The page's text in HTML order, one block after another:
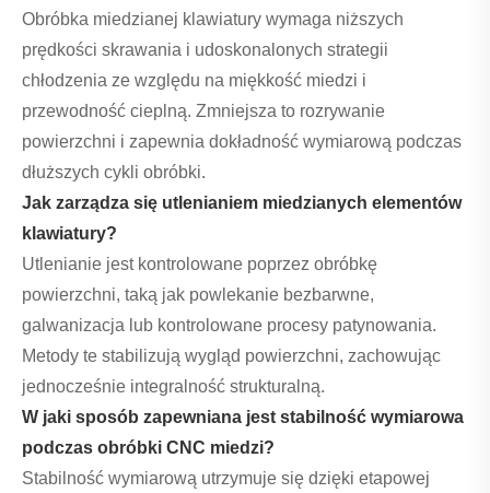
Obróbka miedzianej klawiatury wymaga niższych
prędkości skrawania i udoskonalonych strategii
chłodzenia ze względu na miękkość miedzi i
przewodność cieplną. Zmniejsza to rozrywanie
powierzchni i zapewnia dokładność wymiarową podczas
dłuższych cykli obróbki.
Jak zarządza się utlenianiem miedzianych elementów
klawiatury?
Utlenianie jest kontrolowane poprzez obróbkę
powierzchni, taką jak powlekanie bezbarwne,
galwanizacja lub kontrolowane procesy patynowania.
Metody te stabilizują wygląd powierzchni, zachowując
jednocześnie integralność strukturalną.
W jaki sposób zapewniana jest stabilność wymiarowa
podczas obróbki CNC miedzi?
Stabilność wymiarową utrzymuje się dzięki etapowej